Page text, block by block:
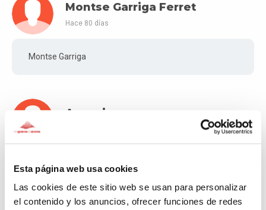
Esta página web usa cookies
Las cookies de este sitio web se usan para personalizar
el contenido y los anuncios, ofrecer funciones de redes
Montse Garriga Ferret
Hace 80 días
Montse Garriga
Asuncion
“Avui es el millor dia”